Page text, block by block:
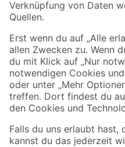
Sicher einkaufen
Jetzt die toom-App
Alle Preisangaben in EUR inkl. gesetzl.